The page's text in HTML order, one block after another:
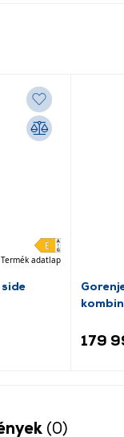
Termék adatlap
side
179
(0)